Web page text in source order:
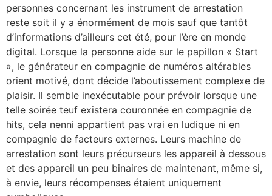
personnes concernant les instrument de arrestation
reste soit il y a énormément de mois sauf que tantôt
d’informations d’ailleurs cet été, pour l’ère en monde
digital. Lorsque la personne aide sur le papillon « Start
», le générateur en compagnie de numéros altérables
orient motivé, dont décide l’aboutissement complexe de
plaisir. Il semble inexécutable pour prévoir lorsque une
telle soirée teuf existera couronnée en compagnie de
hits, cela nenni appartient pas vrai en ludique ni en
compagnie de facteurs externes. Leurs machine de
arrestation sont leurs précurseurs les appareil à dessous
et des appareil un peu binaires de maintenant, même si,
à envie, leurs récompenses étaient uniquement